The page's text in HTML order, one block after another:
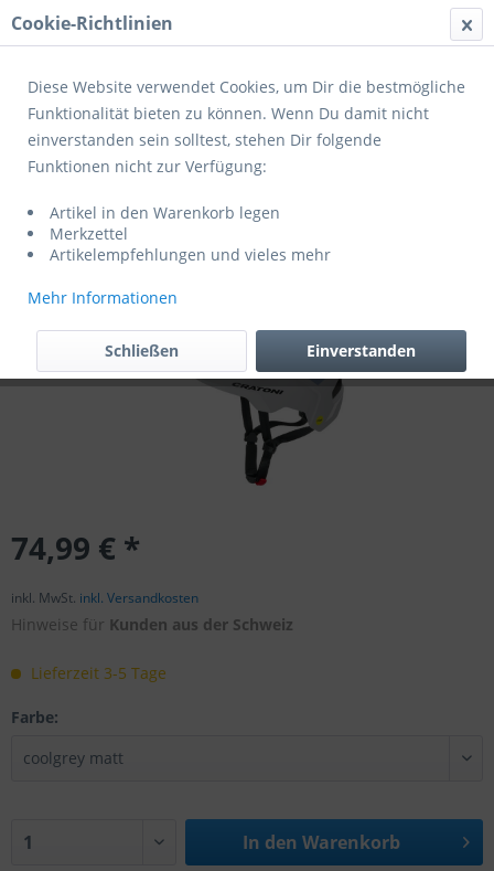
Menü
Übersicht Helme Mountainbike/Cross/Off-Road
(49-56cm)
74,99 € *
inkl. MwSt. inkl. Versandkosten
Hinweise für Kunden aus der Schweiz
Lieferzeit 3-5 Tage
Farbe:
In den Warenkorb
Cookie-Richtlinien
Diese Website verwendet Cookies, um Dir die bestmögliche
Funktionalität bieten zu können. Wenn Du damit nicht
einverstanden sein solltest, stehen Dir folgende
Funktionen nicht zur Verfügung:
Artikel in den Warenkorb legen
Merkzettel
Artikelempfehlungen und vieles mehr
Mehr Informationen
Einverstanden
Schließen